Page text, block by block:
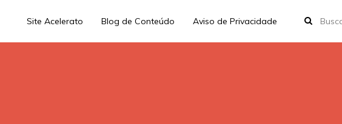
Site Acelerato Blog de Conteúdo Aviso de Privacidade